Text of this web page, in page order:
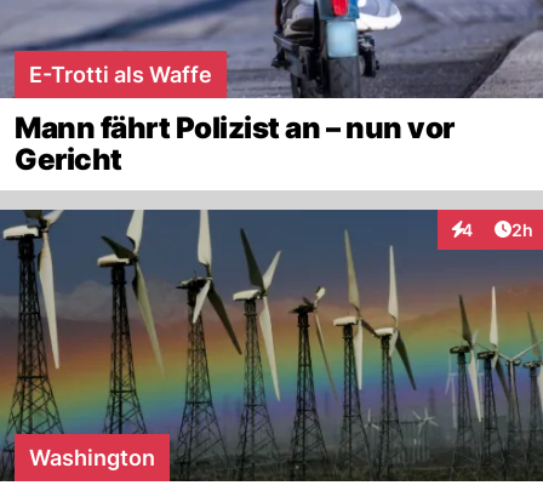
E-Trotti als Waffe
Mann fährt Polizist an – nun vor
Gericht
4 2h
Washington